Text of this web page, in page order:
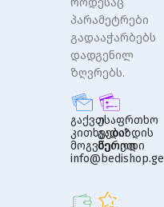
პარამეტრები
გადააჭარბებს
დადგენილ
ზღვრებს.
გაქვთ
კითხვები?
მოგვწერეთ
info@bedishop.ge
უსაფრთხო
გადახდის
მეთოდი